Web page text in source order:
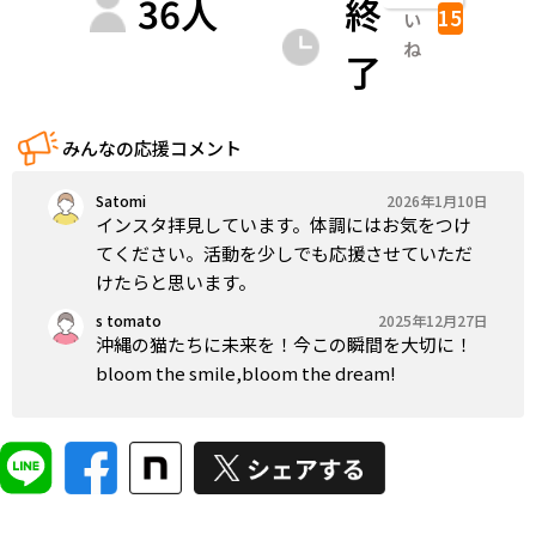
36人
終
了
い
ね
15
みんなの応援コメント
Satomi 2026年1月10日
インスタ拝見しています。体調にはお気をつけ
てください。活動を少しでも応援させていただ
けたらと思います。
s tomato 2025年12月27日
沖縄の猫たちに未来を！今この瞬間を大切に！
bloom the smile,bloom the dream!